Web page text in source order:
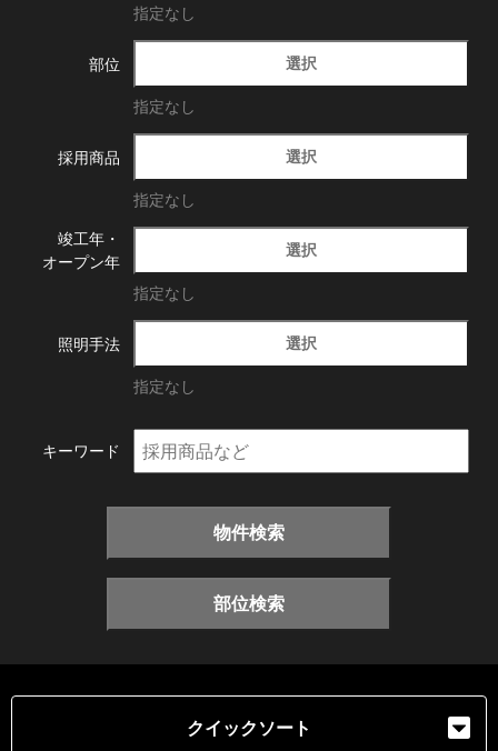
指定なし
部位 選択
指定なし
採用商品 選択
指定なし
竣工年・
オープン年
選択
指定なし
照明手法 選択
指定なし
キーワード
物件検索
部位検索
クイックソート